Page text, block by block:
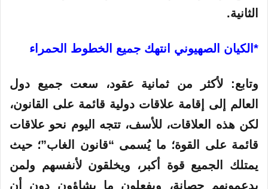
الثانية.
*الكيان الصهيوني انتهك جميع الخطوط الحمراء
وتابع: لأكثر من ثمانية عقود، سعت جميع دول
العالم إلى إقامة علاقات دولية قائمة على القانون،
لكن هذه العلاقات، للأسف، تتجه اليوم نحو علاقات
قائمة على القوة؛ ما يُسمى “قانون الغاب”؛ حيث
يمتلك الجميع قوة أكبر، ويخلقون لأنفسهم ولمن
يدعمونهم حصانة، ويفعلون ما يشاؤون دون أن